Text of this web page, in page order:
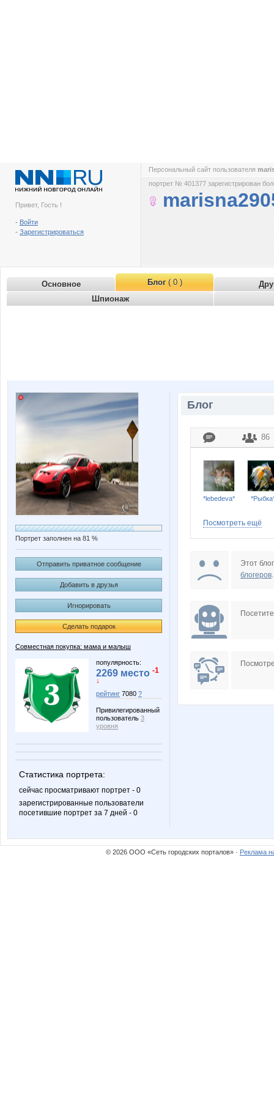
Привет, Гость !
- Войти
- Зарегистрироваться
Персональный сайт пользователя
портрет № 401377 зарегистрирован
Основное Блог( 0 )
Шпионаж
Портрет заполнен на 81 %
Отправить приватное сообщение
Добавить в друзья
Игнорировать
Сделать подарок
Совместная покупка: мама и малыш
популярность:
2269 место -1
↓
рейтинг 7080 ?
Привилегированный
пользователь 3
уровня
Статистика портрета:
сейчас просматривают портрет - 0
зарегистрированные пользователи
посетившие портрет за 7 дней - 0
Блог
86
*lebedeva*
LanaNN
Nata30
Посмотреть ещё
Этот
блогеров.
© 2026 ООО «Сеть городских порталов» · Реклама